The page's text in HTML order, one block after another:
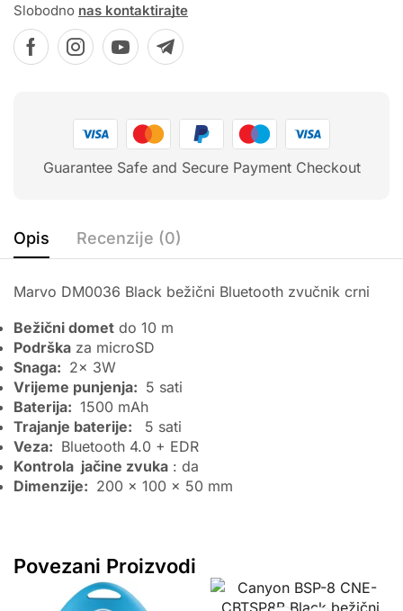
Slobodno nas kontaktirajte
Guarantee Safe and Secure Payment Checkout
Opis Recenzije (0)
Marvo DM0036 Black bežični Bluetooth zvučnik crni
Bežični domet do 10 m
Podrška za microSD
Snaga: 2x 3W
Vrijeme punjenja: 5 sati
Baterija: 1500 mAh
Trajanje baterije:
5 sati
Veza: Bluetooth 4.0 + EDR
Kontrola jačine zvuka : da
Dimenzije: 200 x 100 x 50 mm
Povezani Proizvodi